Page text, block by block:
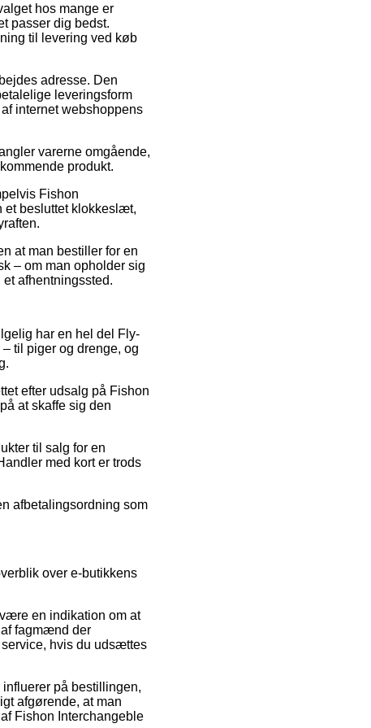
hos mange er
passer dig bedst.
til levering ved køb
adresse. Den
leveringsform
internet webshoppens
varerne omgående,
produkt.
Fishon
et besluttet klokkeslæt,
at man bestiller for en
– om man opholder sig
afhentningssted.
har en hel del Fly-
til piger og drenge, og
efter udsalg på Fishon
at skaffe sig den
til salg for en
med kort er trods
afbetalingsordning som
over e-butikkens
en indikation om at
fagmænd der
hvis du udsættes
på bestillingen,
afgørende, at man
Fishon Interchangeble